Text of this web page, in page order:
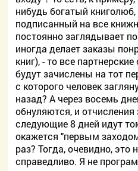
нибудь богатый книголюб,
подписанный на все
постоянно заглядывает
иногда делает заказы
книг), - то все
будут зачислены на тот
с которого человек
назад? А через восемь
обнуляются, и отчисления
следующие 8 дней идут
окажется "первым
раз? Тогда, очевидно, это
справедливо. Я не